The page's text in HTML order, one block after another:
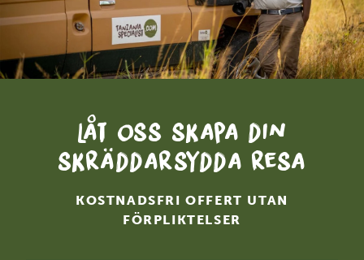
Låt oss skapa din
skräddarsydda resa
KOSTNADSFRI OFFERT UTAN
FÖRPLIKTELSER